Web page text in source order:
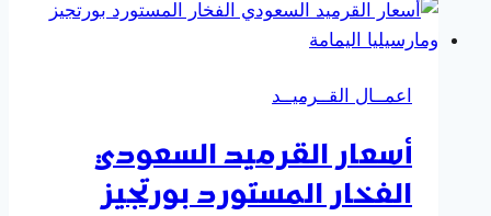
القرميد
التريند
مصر
2025
اعمــال القــرميــد
أسعار القرميد السعودي
الفخار المستورد بورتجيز